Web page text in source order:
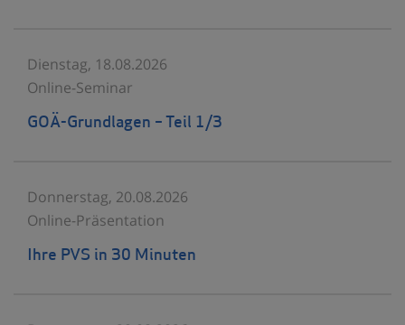
Dienstag, 18.08.2026
Online-Seminar
GOÄ-Grundlagen – Teil 1/3
Donnerstag, 20.08.2026
Online-Präsentation
Ihre PVS in 30 Minuten